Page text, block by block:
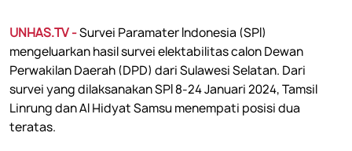
UNHAS.TV -Survei Paramater Indonesia (SPI)
mengeluarkan hasil survei elektabilitas calon Dewan
Perwakilan Daerah (DPD) dari Sulawesi Selatan. Dari
survei yang dilaksanakan SPI 8-24 Januari 2024, Tamsil
Linrung dan Al Hidyat Samsu menempati posisi dua
teratas.